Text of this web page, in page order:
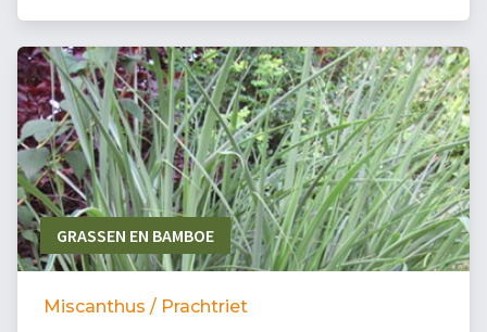
GRASSEN EN BAMBOE
Miscanthus / Prachtriet